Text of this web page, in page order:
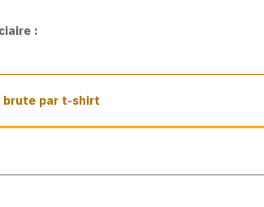
:
brute par t-shirt